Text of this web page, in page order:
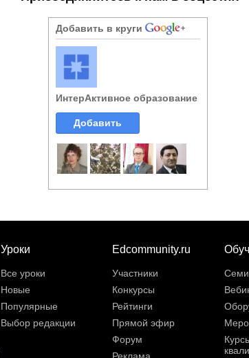
Добавить в круги
ИнтерАктивное образование
Добавить
Уроки
Все уроки
Новые
Популярные
Выбор редакции
Edcommunity.ru
Участники
Конкурсы
Рейтинги
Прямой эфир
Форум
Реклама